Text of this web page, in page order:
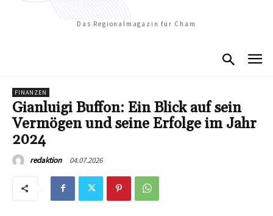
Das Regionalmagazin für Cham
FINANZEN
Gianluigi Buffon: Ein Blick auf sein
Vermögen und seine Erfolge im Jahr
2024
redaktion 04.07.2026